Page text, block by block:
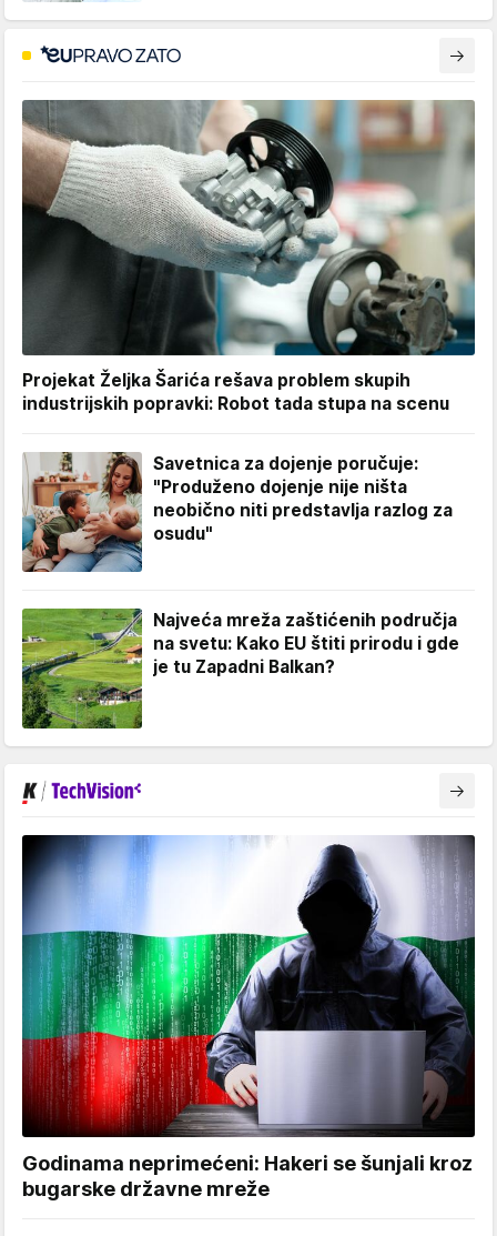
Projekat Željka Šarića rešava problem skupih
industrijskih popravki: Robot tada stupa na scenu
Savetnica za dojenje poručuje:
"Produženo dojenje nije ništa
neobično niti predstavlja razlog za
osudu"
Najveća mreža zaštićenih područja
na svetu: Kako EU štiti prirodu i gde
je tu Zapadni Balkan?
Godinama neprimećeni: Hakeri se šunjali kroz
bugarske državne mreže